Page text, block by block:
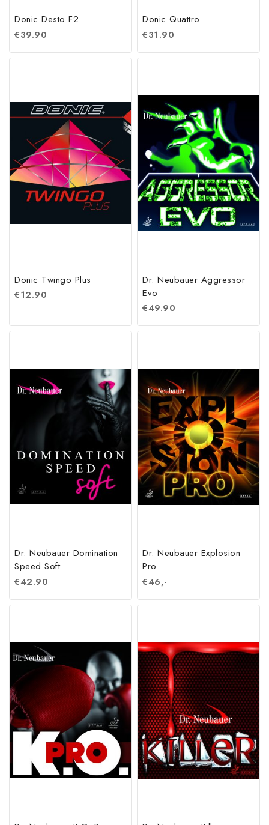
Donic Desto F2
€39.90
Donic Quattro
€31.90
Donic Twingo Plus
€12.90
Dr. Neubauer Aggressor
Evo
€49.90
Dr. Neubauer Domination
Speed Soft
€42.90
Dr. Neubauer Explosion
Pro
€46,-